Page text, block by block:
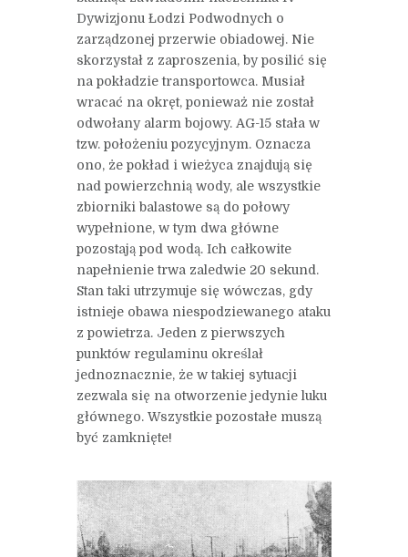
Dywizjonu Łodzi Podwodnych o
zarządzonej przerwie obiadowej. Nie
skorzystał z zaproszenia, by posilić się
na pokładzie transportowca. Musiał
wracać na okręt, ponieważ nie został
odwołany alarm bojowy. AG-15 stała w
tzw. położeniu pozycyjnym. Oznacza
ono, że pokład i wieżyca znajdują się
nad powierzchnią wody, ale wszystkie
zbiorniki balastowe są do połowy
wypełnione, w tym dwa główne
pozostają pod wodą. Ich całkowite
napełnienie trwa zaledwie 20 sekund.
Stan taki utrzymuje się wówczas, gdy
istnieje obawa niespodziewanego ataku
z powietrza. Jeden z pierwszych
punktów regulaminu określał
jednoznacznie, że w takiej sytuacji
zezwala się na otworzenie jedynie luku
głównego. Wszystkie pozostałe muszą
być zamknięte!